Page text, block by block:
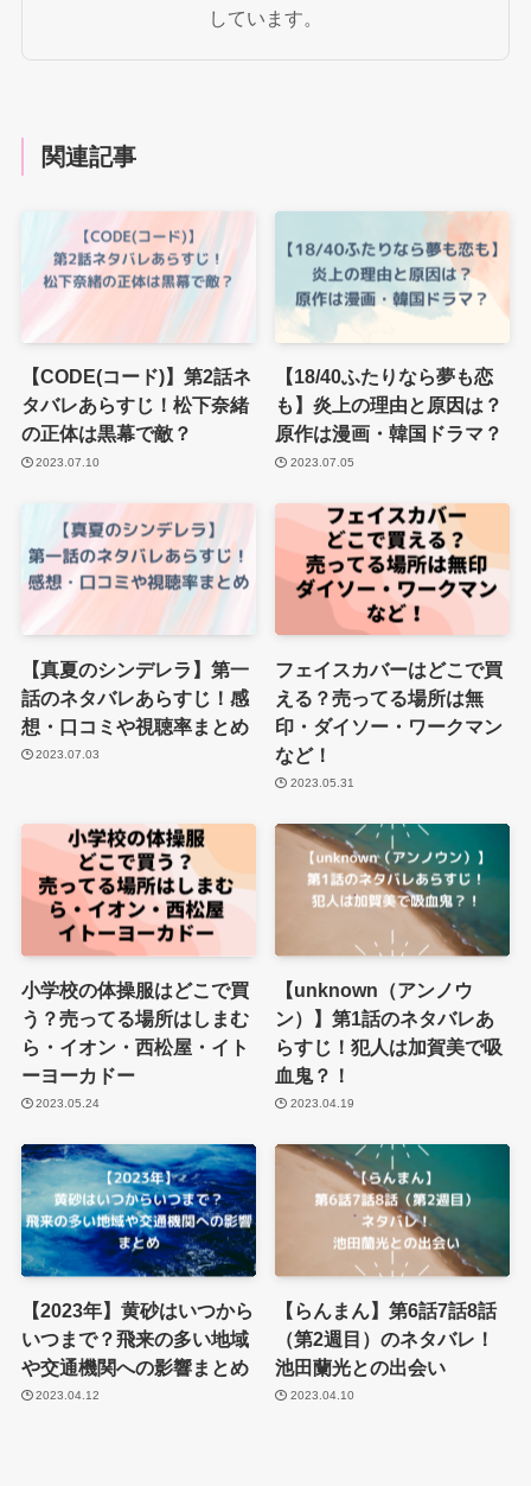
しています。
関連記事
【CODE(コード)】第2話ネ
タバレあらすじ！松下奈緒
の正体は黒幕で敵？
2023.07.10
【18/40ふたりなら夢も恋
も】炎上の理由と原因は？
原作は漫画・韓国ドラマ？
2023.07.05
【真夏のシンデレラ】第一
話のネタバレあらすじ！感
想・口コミや視聴率まとめ
2023.07.03
フェイスカバーはどこで買
える？売ってる場所は無
印・ダイソー・ワークマン
など！
2023.05.31
小学校の体操服はどこで買
う？売ってる場所はしまむ
ら・イオン・西松屋・イト
ーヨーカドー
2023.05.24
【unknown（アンノウ
ン）】第1話のネタバレあ
らすじ！犯人は加賀美で吸
血鬼？！
2023.04.19
【2023年】黄砂はいつから
いつまで？飛来の多い地域
や交通機関への影響まとめ
2023.04.12
【らんまん】第6話7話8話
（第2週目）のネタバレ！
池田蘭光との出会い
2023.04.10